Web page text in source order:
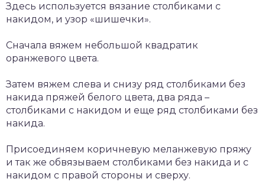
Здесь используется вязание столбиками с
накидом, и узор «шишечки».
Сначала вяжем небольшой квадратик
оранжевого цвета.
Затем вяжем слева и снизу ряд столбиками без
накида пряжей белого цвета, два ряда –
столбиками с накидом и еще ряд столбиками без
накида.
Присоединяем коричневую меланжевую пряжу
и так же обвязываем столбиками без накида и с
накидом с правой стороны и сверху.